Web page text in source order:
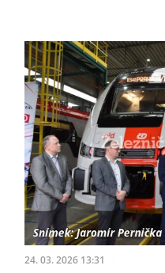
24. 03. 2026 13:31